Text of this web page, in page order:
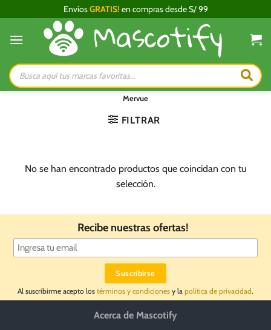
al
contenido
EnvíosGRATIS! en compras desde S/ 99
Búsqueda
de
productos
Mervue
FILTRAR
No se han encontrado productos que coincidan con tu
selección.
Recibe nuestras ofertas!
Al suscribirme acepto los términos y condiciones y la política de privacidad.
Acerca de Mascotify